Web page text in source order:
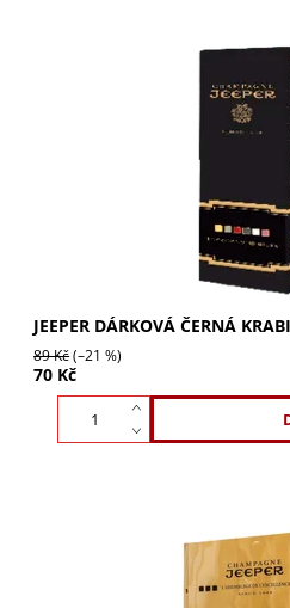
JEEPER černá dárková krabička
dary na novou úroveň. Luxusní
destiláty. Zvyšte hodnotu svého
JEEPER DÁRKOVÁ ČERNÁ
89 Kč(–21 %)
70 Kč
Dřevěná krabička JEEPER pro
víno či destiláty. Skvělá
hodnotu svých dárků. Kupte